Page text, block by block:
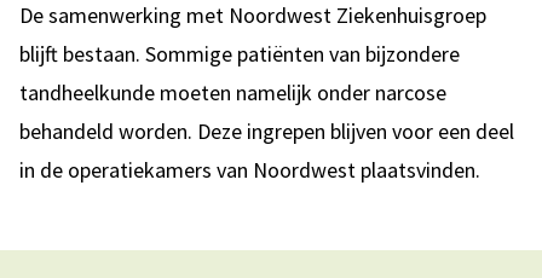
De samenwerking met Noordwest Ziekenhuisgroep
blijft bestaan. Sommige patiënten van bijzondere
tandheelkunde moeten namelijk onder narcose
behandeld worden. Deze ingrepen blijven voor een deel
in de operatiekamers van Noordwest plaatsvinden.